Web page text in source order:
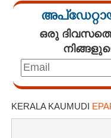
ഒരു
KERALA KAUMUDI